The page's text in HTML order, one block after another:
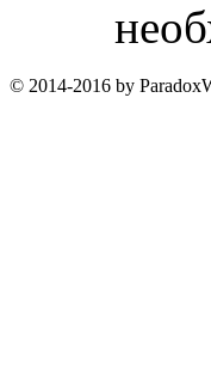
© 2014-2016 by